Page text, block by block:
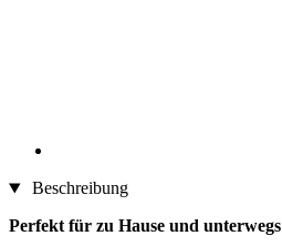
Beschreibung
Perfekt für zu Hause und unterwegs